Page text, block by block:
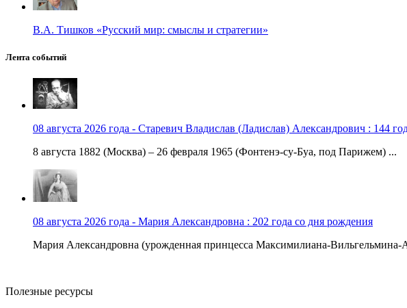
В.А. Тишков «Русский мир: смыслы и стратегии»
Лента событий
08 августа 2026 года - Старевич Владислав (Ладислав) Александрович : 144
8 августа 1882 (Москва) – 26 февраля 1965 (Фонтенэ-су-Буа, под Парижем) ...
08 августа 2026 года - Мария Александровна : 202 года со дня рождения
Мария Александровна (урожденная принцесса Максимилиана-Вильгельмина-
Полезные ресурсы